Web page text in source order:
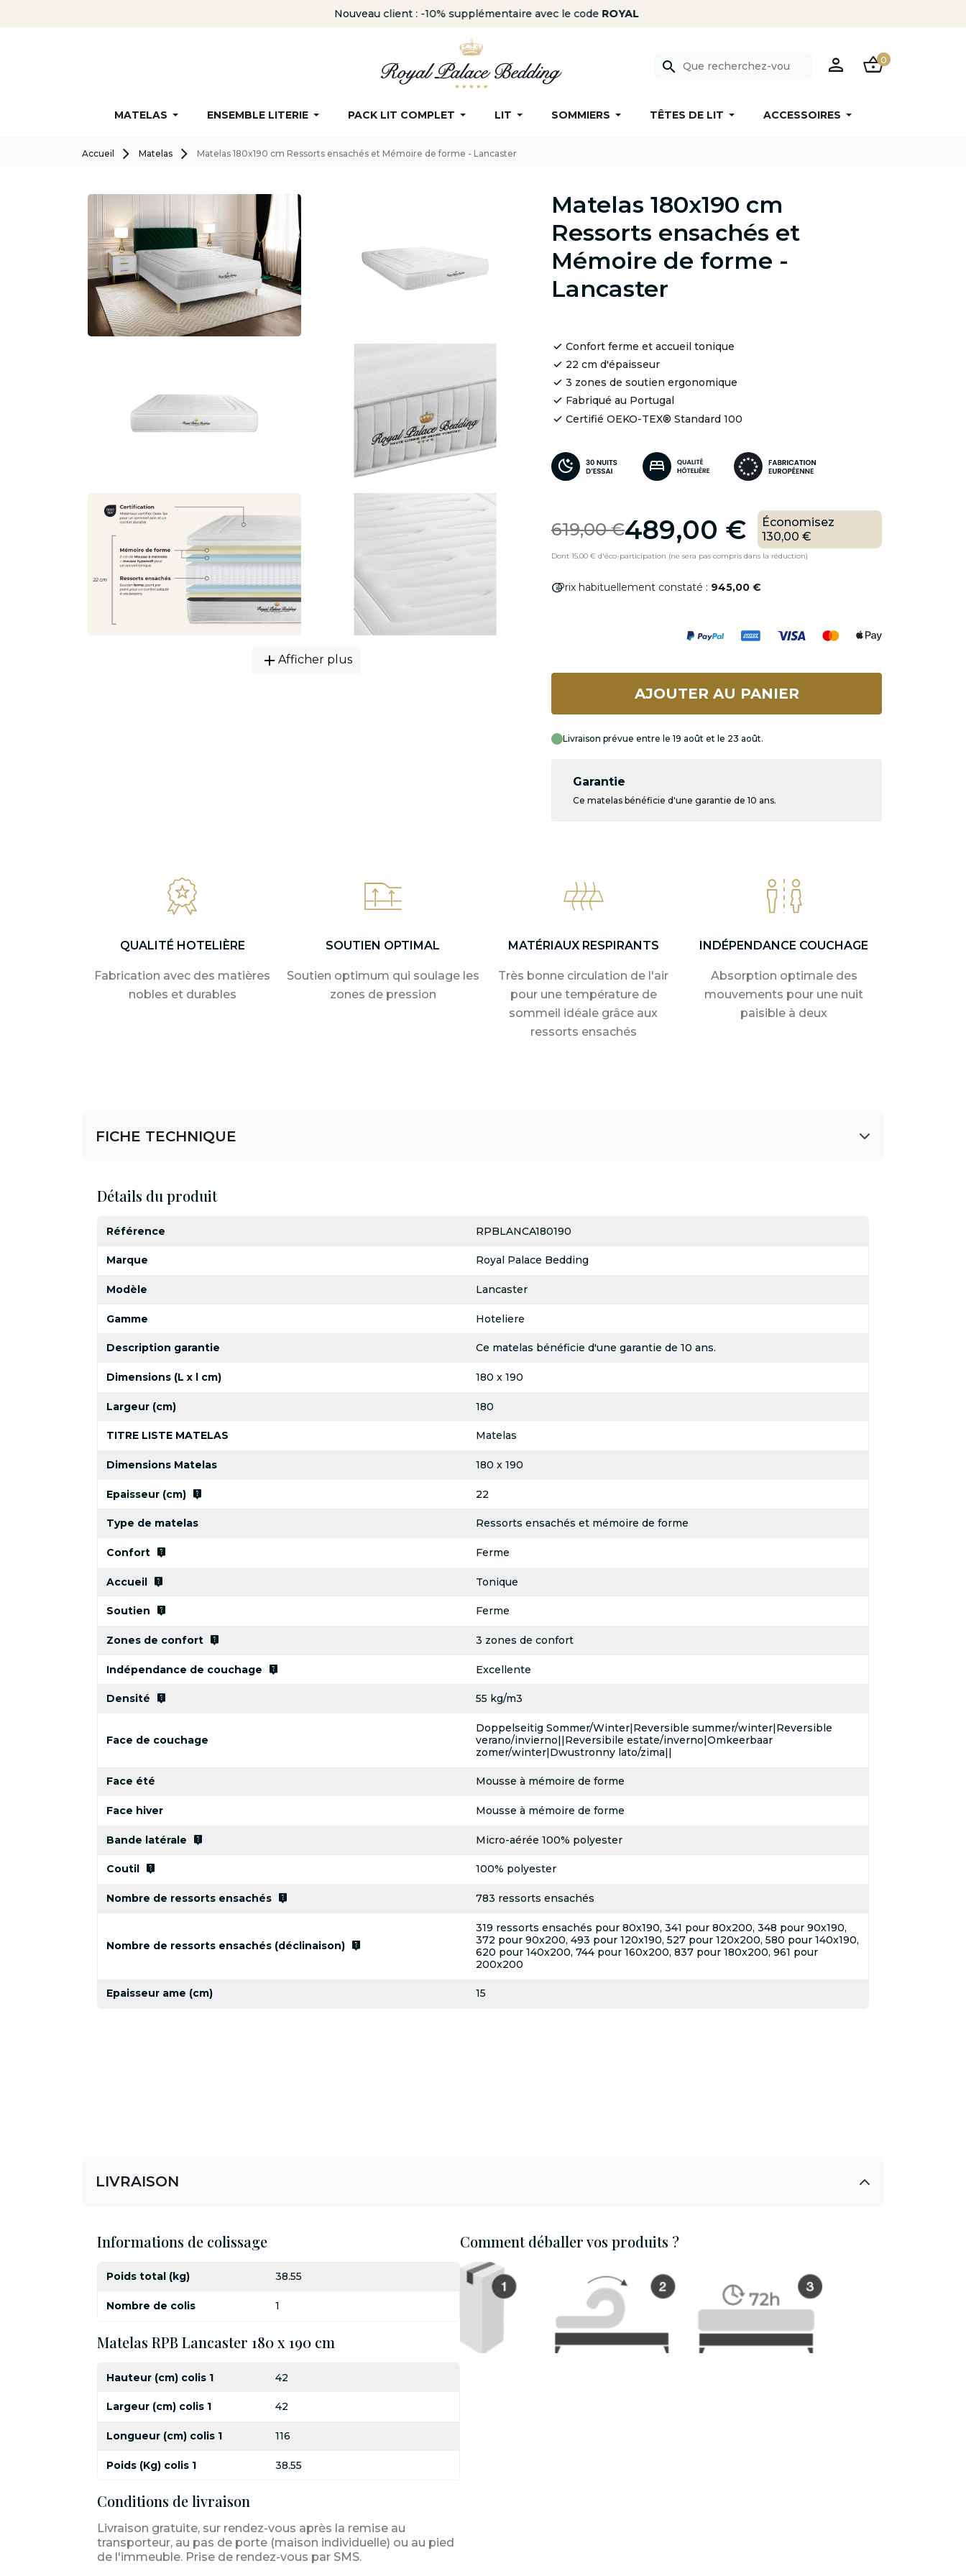
Nouveau client : -10% supplémentaire avec le codeROYAL
search PERSON SHOPPING_BASKET0
MATELAS ENSEMBLE LITERIE PACK LIT COMPLET LIT SOMMIERS TÊTES DE LIT ACCESSOIRES
Accueil Matelas Matelas 180x190 cm Ressorts ensachés et Mémoire de forme - Lancaster
add Afficher plus
Matelas 180x190 cm
Ressorts ensachés et
Mémoire de forme -
Lancaster
Confort ferme et accueil tonique
22 cm d'épaisseur
3 zones de soutien ergonomique
Fabriqué au Portugal
Certifié OEKO-TEX® Standard 100
619,00 €489,00 €
Économisez
130,00 €
Dont 15,00 € d'éco-participation (ne sera pas compris dans la réduction)
infoPrix habituellement constaté : 945,00 €
AJOUTER AU PANIER
Livraison prévue entre le 19 août et le 23 août.
Garantie
Ce matelas bénéficie d'une garantie de 10 ans.
QUALITÉ HOTELIÈRE
Fabrication avec des matières
nobles et durables
SOUTIEN OPTIMAL
Soutien optimum qui soulage les
zones de pression
MATÉRIAUX RESPIRANTS
Très bonne circulation de l'air
pour une température de
sommeil idéale grâce aux
ressorts ensachés
INDÉPENDANCE COUCHAGE
Absorption optimale des
mouvements pour une nuit
paisible à deux
FICHE TECHNIQUE
Détails du produit
Référence RPBLANCA180190
Marque Royal Palace Bedding
Modèle Lancaster
Gamme Hoteliere
Description garantie Ce matelas bénéficie d'une garantie de 10 ans.
Dimensions (L x l cm) 180 x 190
Largeur (cm) 180
TITRE LISTE MATELAS Matelas
Dimensions Matelas 180 x 190
Epaisseur (cm) live_help 22
Type de matelas Ressorts ensachés et mémoire de forme
Confort live_help Ferme
Accueil live_help Tonique
Soutien live_help Ferme
Zones de confort live_help 3 zones de confort
Indépendance de couchage live_help Excellente
Densité live_help 55 kg/m3
Face de couchage
Doppelseitig Sommer/Winter|Reversible summer/winter|Reversible
verano/invierno||Reversibile estate/inverno|Omkeerbaar
zomer/winter|Dwustronny lato/zima||
Face été Mousse à mémoire de forme
Face hiver Mousse à mémoire de forme
Bande latérale live_help Micro-aérée 100% polyester
Coutil live_help 100% polyester
Nombre de ressorts ensachés live_help 783 ressorts ensachés
Nombre de ressorts ensachés (déclinaison) live_help
319 ressorts ensachés pour 80x190, 341 pour 80x200, 348 pour 90x190,
372 pour 90x200, 493 pour 120x190, 527 pour 120x200, 580 pour 140x190,
620 pour 140x200, 744 pour 160x200, 837 pour 180x200, 961 pour
200x200
Epaisseur ame (cm) 15
LIVRAISON
Informations de colissage
Poids total (kg) 38.55
Nombre de colis 1
Matelas RPB Lancaster 180 x 190 cm
Hauteur (cm) colis 1 42
Largeur (cm) colis 1 42
Longueur (cm) colis 1 116
Poids (Kg) colis 1 38.55
Comment déballer vos produits ?
Conditions de livraison
Livraison gratuite, sur rendez-vous après la remise au
transporteur, au pas de porte (maison individuelle) ou au pied
de l'immeuble. Prise de rendez-vous par SMS.